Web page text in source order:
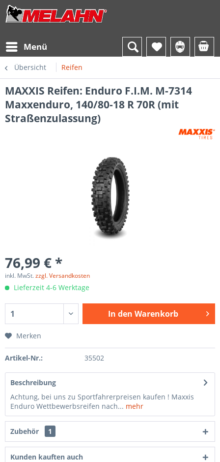
Menü
Übersicht Reifen
MAXXIS Reifen: Enduro F.I.M. M-7314
Maxxenduro, 140/80-18 R 70R (mit
Straßenzulassung)
76,99 € *
inkl. MwSt.zzgl. Versandkosten
Lieferzeit 4-6 Werktage
In den Warenkorb
Merken
Artikel-Nr.: 35502
Beschreibung
Achtung, bei uns zu Sportfahrerpreisen kaufen ! Maxxis
Enduro Wettbewerbsreifen nach... mehr
Zubehör 1
Kunden kauften auch